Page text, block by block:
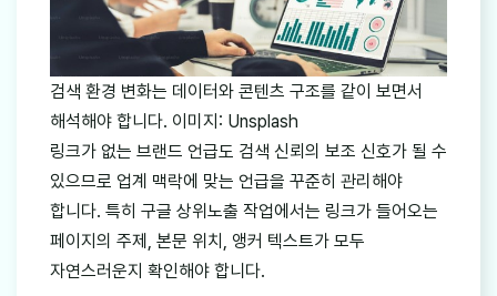
검색 환경 변화는 데이터와 콘텐츠 구조를 같이 보면서
해석해야 합니다. 이미지: Unsplash
링크가 없는 브랜드 언급도 검색 신뢰의 보조 신호가 될 수
있으므로 업계 맥락에 맞는 언급을 꾸준히 관리해야
합니다. 특히 구글 상위노출 작업에서는 링크가 들어오는
페이지의 주제, 본문 위치, 앵커 텍스트가 모두
자연스러운지 확인해야 합니다.